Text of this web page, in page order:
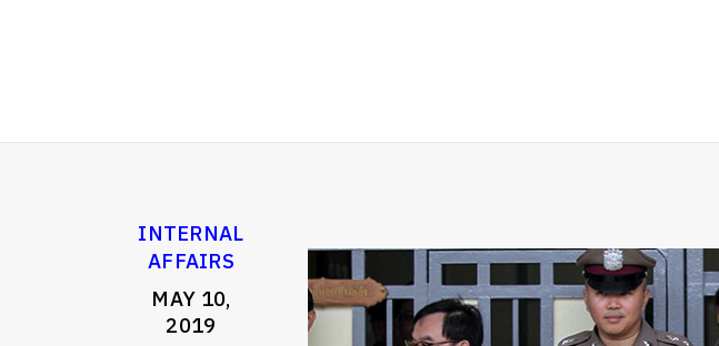
INTERNAL
AFFAIRS
MAY 10,
2019